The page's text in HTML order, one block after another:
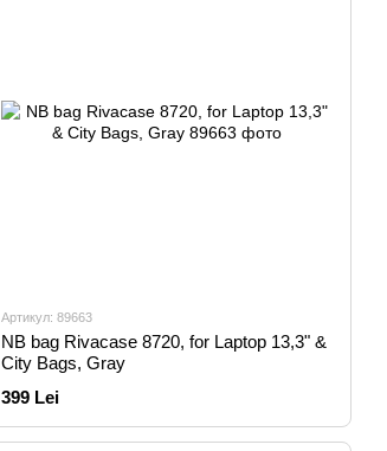
Артикул: 89663
NB bag Rivacase 8720, for Laptop 13,3" &
City Bags, Gray
399 Lei